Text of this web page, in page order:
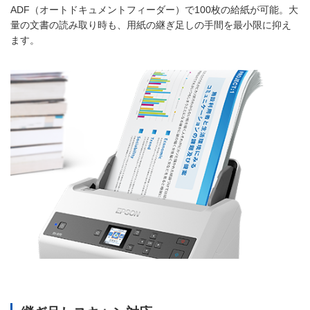
ADF（オートドキュメントフィーダー）で100枚の給紙が可能。大
量の文書の読み取り時も、用紙の継ぎ足しの手間を最小限に抑え
ます。